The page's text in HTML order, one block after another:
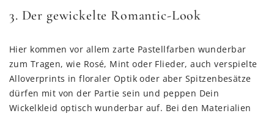
3. Der gewickelte Romantic-Look
Hier kommen vor allem zarte Pastellfarben wunderbar
zum Tragen, wie Rosé, Mint oder Flieder, auch verspielte
Alloverprints in floraler Optik oder aber Spitzenbesätze
dürfen mit von der Partie sein und peppen Dein
Wickelkleid optisch wunderbar auf. Bei den Materialien